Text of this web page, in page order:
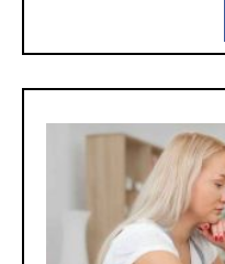
טיפות פרחי באך. השימוש
לטפל בעיקר בבעיות קשב
וריכוז, היפר אקטיביות, מתחים
וחרדות, בעיות פוסט
טראומטיות ועוד בעיות רגשיות
אחרות בעיקר.